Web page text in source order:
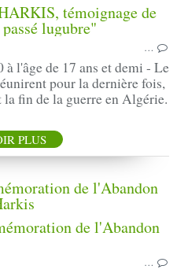
…
l'âge de 17 ans et demi - Le
pour la dernière fois,
fin de la guerre en Algérie.
PLUS
de l'Abandon
…